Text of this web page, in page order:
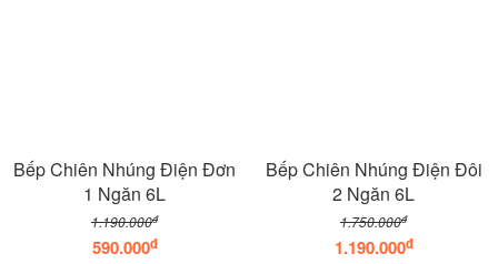
Bếp Chiên Nhúng Điện Đơn
1 Ngăn 6L
1.190.000đ
590.000đ
Bếp Chiên Nhúng Điện Đôi
2 Ngăn 6L
1.750.000đ
1.190.000đ